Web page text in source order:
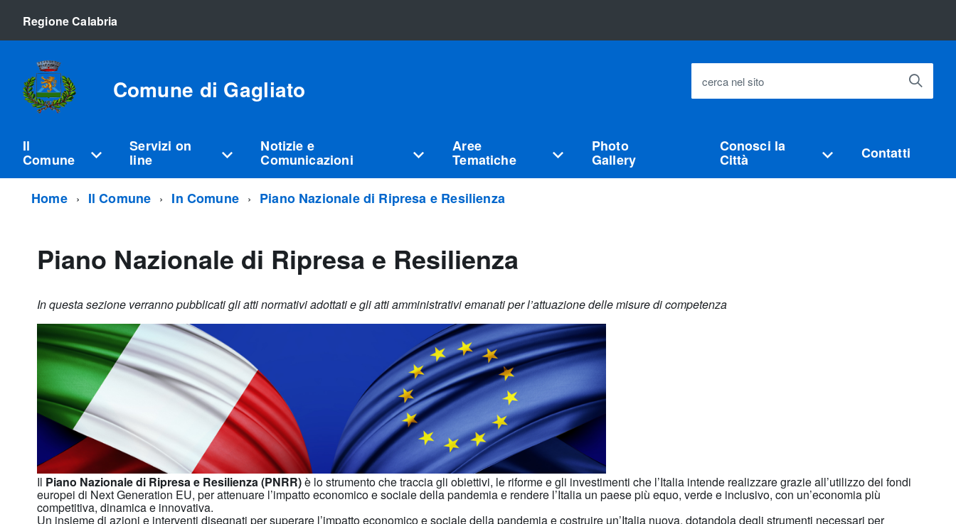
Regione Calabria
Comune di Gagliato cerca nel sito
Il
Comune
Servizi on
line
Notizie e
Comunicazioni
Aree
Tematiche
Photo
Gallery
Conosci la
Città Contatti
Home Il Comune In Comune Piano Nazionale di Ripresa e Resilienza
Piano Nazionale di Ripresa e Resilienza
In questa sezione verranno pubblicati gli atti normativi adottati e gli atti amministrativi emanati per l’attuazione delle misure di competenza
Il Piano Nazionale di Ripresa e Resilienza (PNRR)è lo strumento che traccia gli obiettivi, le riforme e gli investimenti che l’Italia intende realizzare grazie all’utilizzo dei fondi
europei di Next Generation EU, per attenuare l’impatto economico e sociale della pandemia e rendere l’Italia un paese più equo, verde e inclusivo, con un’economia più
competitiva, dinamica e innovativa.
Un insieme di azioni e interventi disegnati per superare l’impatto economico e sociale della pandemia e costruire un’Italia nuova, dotandola degli strumenti necessari per